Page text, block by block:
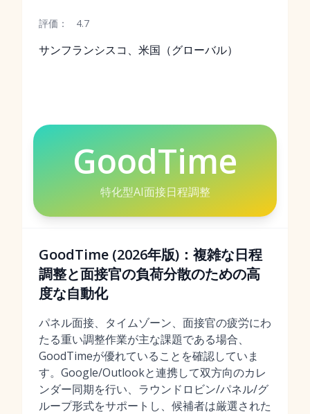
評価： 4.7
サンフランシスコ、米国（グローバル）
GoodTime
特化型AI面接日程調整
GoodTime (2026年版)：複雑な日程
調整と面接官の負荷分散のための高
度な自動化
パネル面接、タイムゾーン、面接官の疲労にわ
たる重い調整作業が主な課題である場合、
GoodTimeが優れていることを確認していま
す。Google/Outlookと連携して双方向のカレ
ンダー同期を行い、ラウンドロビン/パネル/グ
ループ形式をサポートし、候補者は厳選された